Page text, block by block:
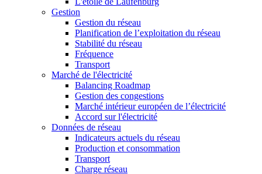
Gestion
Gestion du réseau
Planification de l’exploitation du réseau
Stabilité du réseau
Fréquence
Transport
Marché de l'électricité
Balancing Roadmap
Gestion des congestions
Marché intérieur européen de l’électricité
Accord sur l'électricité
Données de réseau
Indicateurs actuels du réseau
Production et consommation
Transport
Charge réseau